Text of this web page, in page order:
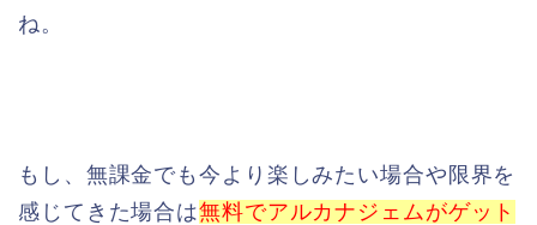
ね。
もし、無課金でも今より楽しみたい場合や限界を
感じてきた場合は無料でアルカナジェムがゲット